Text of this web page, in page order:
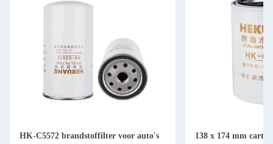
HK-C5572 brandstoffilter voor auto's
138 x 174 mm